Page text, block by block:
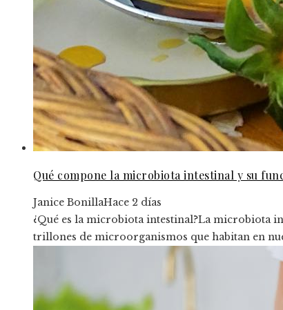
Qué compone la microbiota intestinal y su
Janice BonillaHace 2 días
¿Qué es la microbiota intestinal?La microbiota
trillones de microorganismos que habitan en